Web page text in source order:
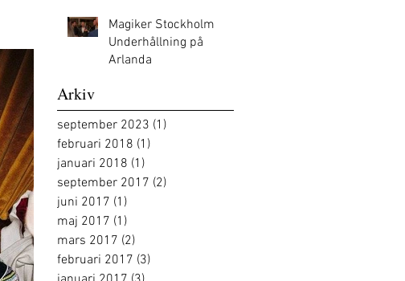
Magiker Stockholm
Underhållning på
Arlanda
Arkiv
september 2023 (1)
februari 2018 (1)
januari 2018 (1)
september 2017 (2)
juni 2017 (1)
maj 2017 (1)
mars 2017 (2)
februari 2017 (3)